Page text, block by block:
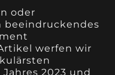
oder
beeindruckendes
werfen wir
2023 und